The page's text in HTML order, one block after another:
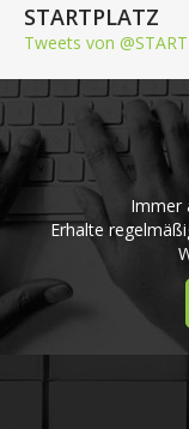
STARTPLATZ
Tweets von
Immer
Erhalte